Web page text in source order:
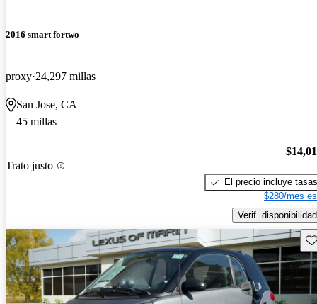
2016 smart fortwo
proxy 24,297 millas
San Jose, CA
45 millas
Trato justo
El precio incluye tasas
$280/mes
Verif. disponibilidad